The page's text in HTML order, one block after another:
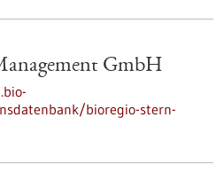
GmbH
bioregio-stern-